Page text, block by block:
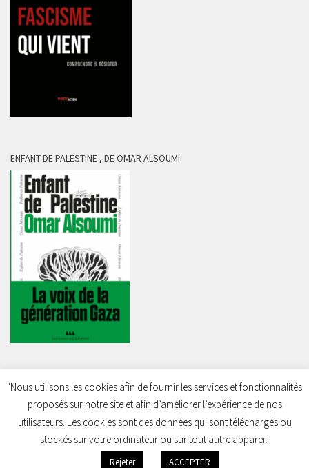
ENFANT DE PALESTINE , DE OMAR ALSOUMI
Charleroi Pour la Palestine © 2026. Tous droits réservés.
"Nous utilisons les cookies afin de fournir les services et fonctionnalités
proposés sur notre site et afin d’améliorer l’expérience de nos
utilisateurs. Les cookies sont des données qui sont téléchargés ou
stockés sur votre ordinateur ou sur tout autre appareil.
Rejeter ACCEPTER